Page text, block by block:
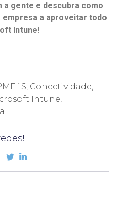
a gente e descubra como
empresa a aproveitar todo
Intune!
, Conectividade,
Intune,